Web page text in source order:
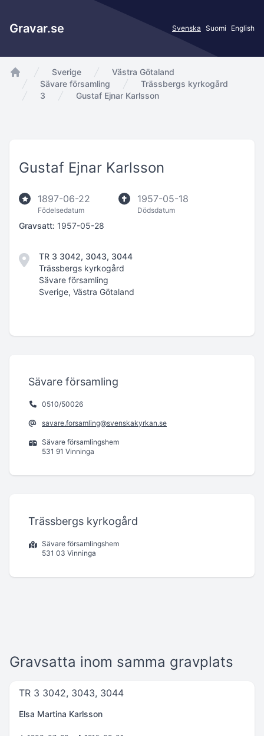
Gravar.se Svenska Suomi English
app.Start
Sverige
Västra Götaland
Sävare församling
Trässbergs kyrkogård
3
Gustaf Ejnar Karlsson
Gustaf Ejnar Karlsson
1897-06-22
Födelsedatum
1957-05-18
Dödsdatum
Gravsatt: 1957-05-28
TR 3 3042, 3043, 3044
Trässbergs kyrkogård
Sävare församling
Sverige, Västra Götaland
Sävare församling
0510/50026
savare.forsamling@svenskakyrkan.se
Sävare församlingshem
531 91 Vinninga
Trässbergs kyrkogård
Sävare församlingshem
531 03 Vinninga
Gravsatta inom samma gravplats
TR 3 3042, 3043, 3044
Elsa Martina Karlsson